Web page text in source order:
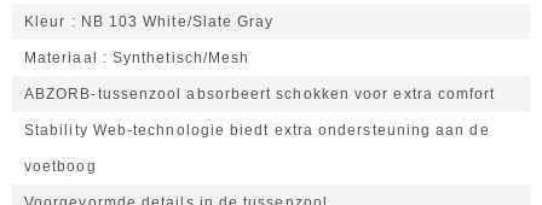
Kleur NB 103 White/Slate Gray
Materiaal Synthetisch/Mesh
ABZORB-tussenzool absorbeert schokken voor extra comfort
Stability Web-technologie biedt extra ondersteuning aan de
voetboog